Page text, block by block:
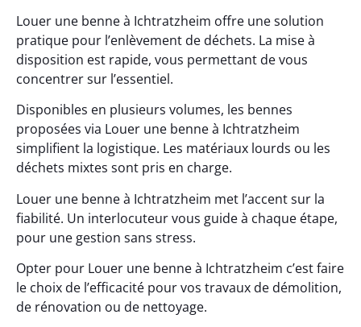
Louer une benne à Ichtratzheim offre une solution
pratique pour l’enlèvement de déchets. La mise à
disposition est rapide, vous permettant de vous
concentrer sur l’essentiel.
Disponibles en plusieurs volumes, les bennes
proposées via Louer une benne à Ichtratzheim
simplifient la logistique. Les matériaux lourds ou les
déchets mixtes sont pris en charge.
Louer une benne à Ichtratzheim met l’accent sur la
fiabilité. Un interlocuteur vous guide à chaque étape,
pour une gestion sans stress.
Opter pour Louer une benne à Ichtratzheim c’est faire
le choix de l’efficacité pour vos travaux de démolition,
de rénovation ou de nettoyage.